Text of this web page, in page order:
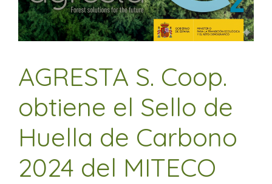
AGRESTA S. Coop.
obtiene el Sello de
Huella de Carbono
2024 del MITECO